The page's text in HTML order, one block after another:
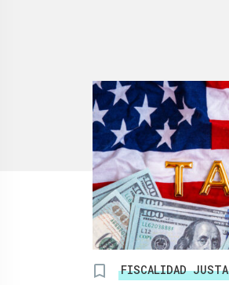
FISCALIDAD JUSTA